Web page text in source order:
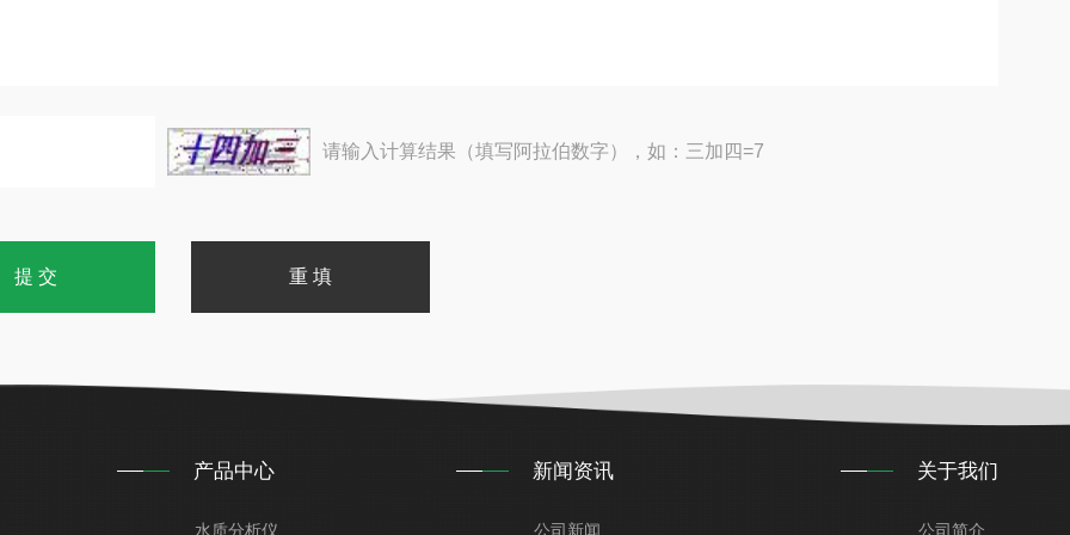
请输入计算结果（填写阿拉伯数字），如：三加四=7
产品中心
水质分析仪
新闻资讯
公司新闻
关于我们
公司简介